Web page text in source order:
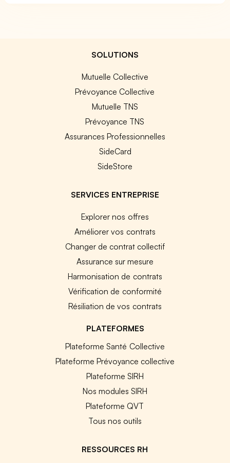
SOLUTIONS
Mutuelle Collective
Prévoyance Collective
Mutuelle TNS
Prévoyance TNS
Assurances Professionnelles
SideCard
SideStore
SERVICES ENTREPRISE
Explorer nos offres
Améliorer vos contrats
Changer de contrat collectif
Assurance sur mesure
Harmonisation de contrats
Vérification de conformité
Résiliation de vos contrats
PLATEFORMES
Plateforme Santé Collective
Plateforme Prévoyance collective
Plateforme SIRH
Nos modules SIRH
Plateforme QVT
Tous nos outils
RESSOURCES RH